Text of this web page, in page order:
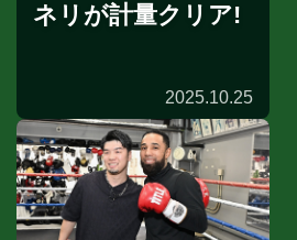
ネリが計量クリア!
2025.10.25